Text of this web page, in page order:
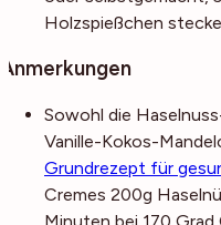
Holzspießchen
Anmerkungen
Sowohl die
Vanille-Kokos-
Grundrezept für
Cremes 200g